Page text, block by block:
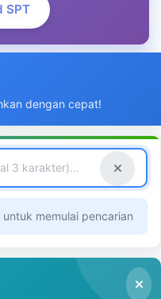
SPT
dengan cepat!
memulai pencarian